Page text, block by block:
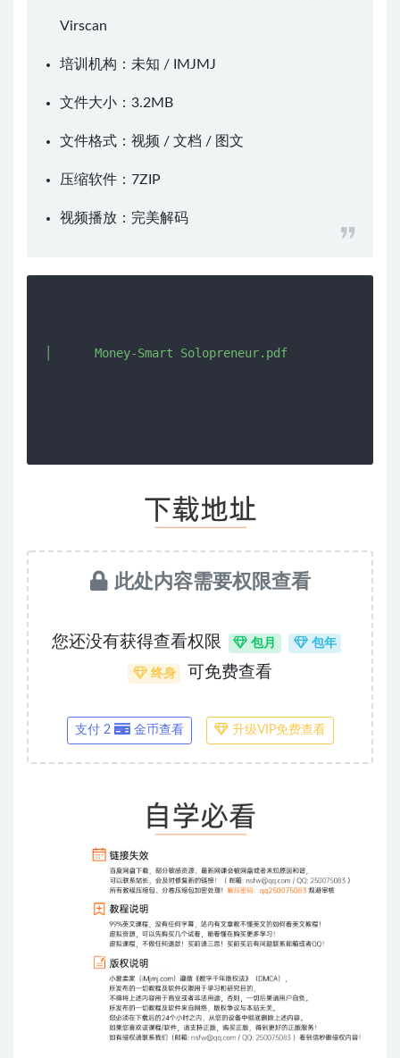
Virscan
培训机构：未知 / IMJMJ
文件大小：3.2MB
文件格式：视频 / 文档 / 图文
压缩软件： 7ZIP
视频播放： 完美解码
│      Money-Smart Solopreneur.pdf
此处内容需要权限查看
您还没有获得查看权限 包月 包年
终身 可免费查看
支付 2 金币查看 升级VIP免费查看